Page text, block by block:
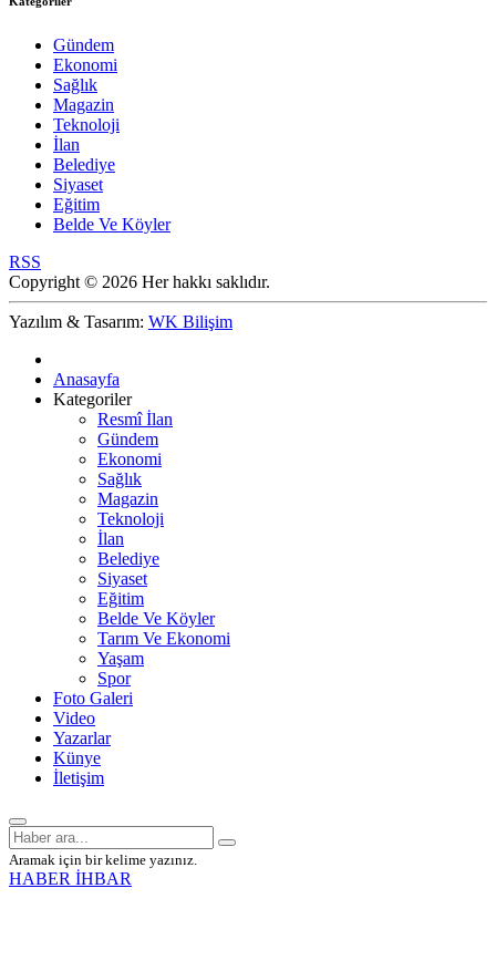
Gündem
Ekonomi
Sağlık
Magazin
Teknoloji
İlan
Belediye
Siyaset
Eğitim
Belde Ve Köyler
RSS
Copyright © 2026 Her hakkı saklıdır.
Yazılım & Tasarım: WK Bilişim
Anasayfa
Kategoriler
Resmî İlan
Gündem
Ekonomi
Sağlık
Magazin
Teknoloji
İlan
Belediye
Siyaset
Eğitim
Belde Ve Köyler
Tarım Ve Ekonomi
Yaşam
Spor
Foto Galeri
Video
Yazarlar
Künye
İletişim
Aramak için bir kelime yazınız.
HABER İHBAR